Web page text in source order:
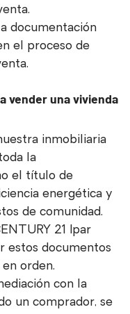
documentación
el proceso de
vender una vivienda
inmobiliaria
la
el título de
energética y
de comunidad.
21 Ipar
estos documentos
orden.
con la
un comprador, se